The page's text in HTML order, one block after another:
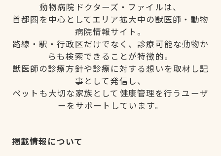
動物病院ドクターズ・ファイルは、
首都圏を中心としてエリア拡大中の獣医師・動物
病院情報サイト。
路線・駅・行政区だけでなく、診療可能な動物か
らも検索できることが特徴的。
獣医師の診療方針や診療に対する想いを取材し記
事として発信し、
ペットも大切な家族として健康管理を行うユーザ
ーをサポートしています。
掲載情報について